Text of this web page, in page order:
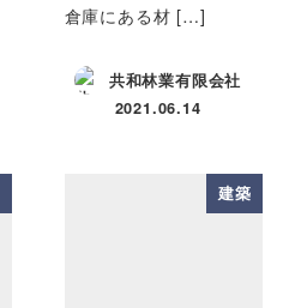
倉庫にある材 […]
共和林業有限会社
投稿日
2021.06.14
建築